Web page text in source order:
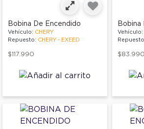
Bobina De Encendido
Vehículo: CHERY
Repuesto: CHERY - EXEED
$117.990
Bobina
Vehículo:
$83.990